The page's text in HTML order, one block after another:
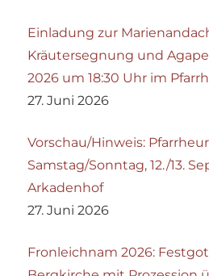
Einladung zur
Kräutersegnung und
2026 um 18:30 Uhr im
27. Juni 2026
Vorschau/Hinweis:
Samstag/Sonntag, 12./13.
Arkadenhof
27. Juni 2026
Fronleichnam 2026: